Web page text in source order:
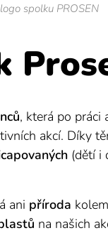
logo spolku PROSEN
, která po práci
akcí. Díky
(dětí i
ani příroda
na našich